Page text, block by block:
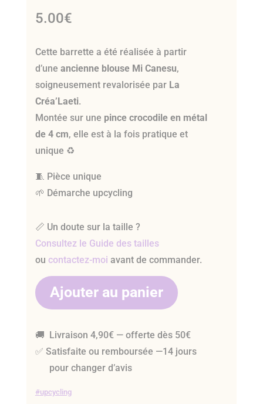
5.00€
Cette barrette a été réalisée à partir
d’une ancienne blouse Mi Canesu,
soigneusement revalorisée par La
Créa’Laeti.
Montée sur une pince crocodile en métal
de 4 cm, elle est à la fois pratique et
unique ♻️
🧵 Pièce unique
🌱 Démarche upcycling
📏 Un doute sur la taille ?
Consultez le Guide des tailles
ou contactez-moi avant de commander.
Ajouter au panier
🚚 Livraison 4,90€ — offerte dès 50€
✅ Satisfaite ou remboursée —14 jours
pour changer d’avis
upcycling